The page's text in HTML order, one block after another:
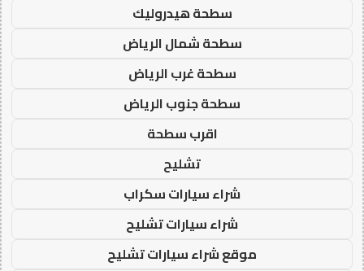
سطحة هيدروليك
سطحة شمال الرياض
سطحة غرب الرياض
سطحة جنوب الرياض
اقرب سطحة
تشليح
شراء سيارات سكراب
شراء سيارات تشليح
موقع شراء سيارات تشليح